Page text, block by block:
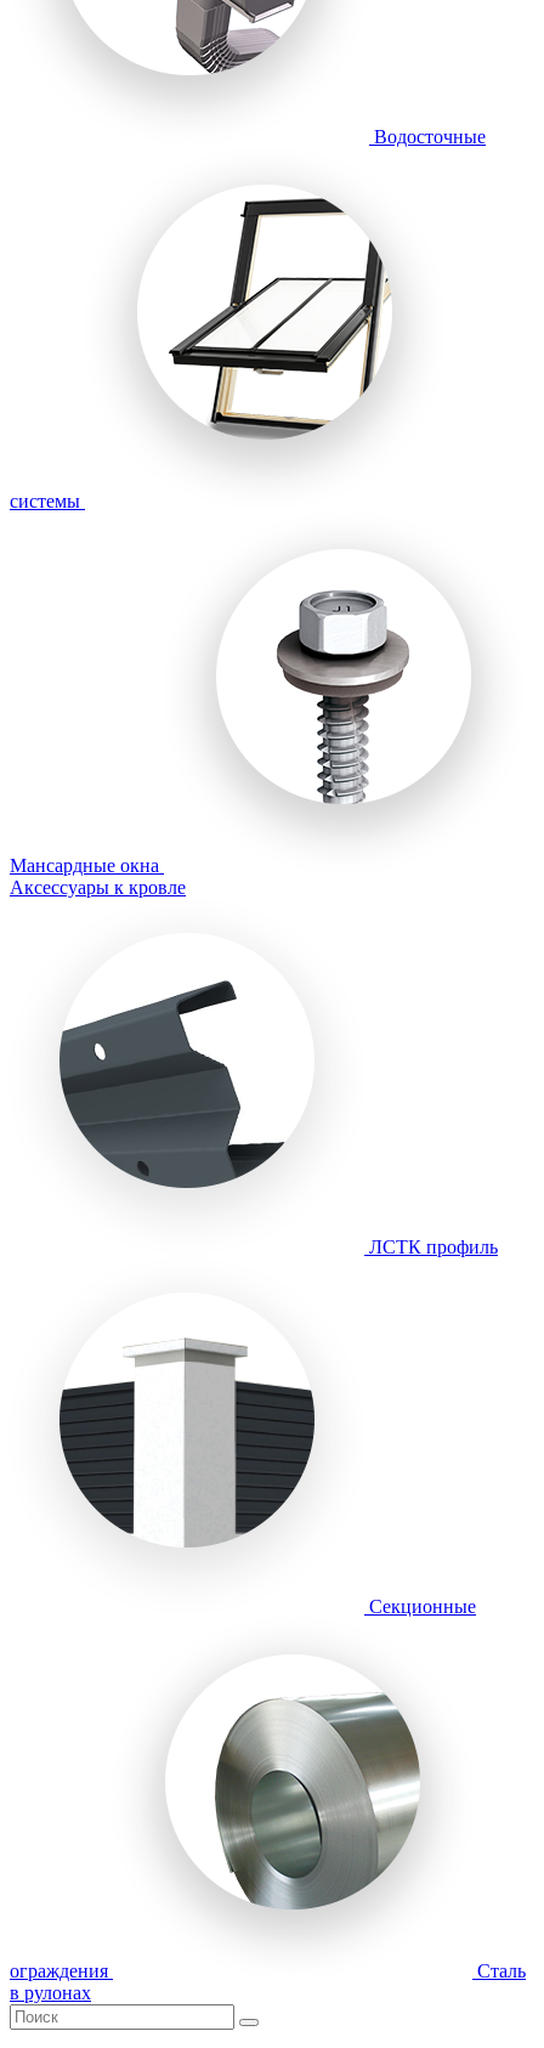
Водосточные
системы
Мансардные окна
Аксессуары к кровле
ЛСТК профиль
Секционные
ограждения
Сталь
в рулонах